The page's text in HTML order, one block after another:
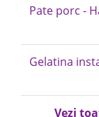
Pate porc -
Gelatina
Vezi